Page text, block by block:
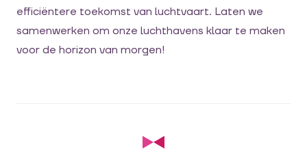
efficiëntere toekomst van luchtvaart. Laten we
samenwerken om onze luchthavens klaar te maken
voor de horizon van morgen!